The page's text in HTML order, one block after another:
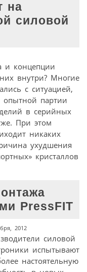
на
силовой
и концепции
внутри? Многие
с ситуацией,
опытной партии
в серийных
При этом
никаких
ухудшения
кристаллов
PressFIT
2012
силовой
испытывают
настоятельную